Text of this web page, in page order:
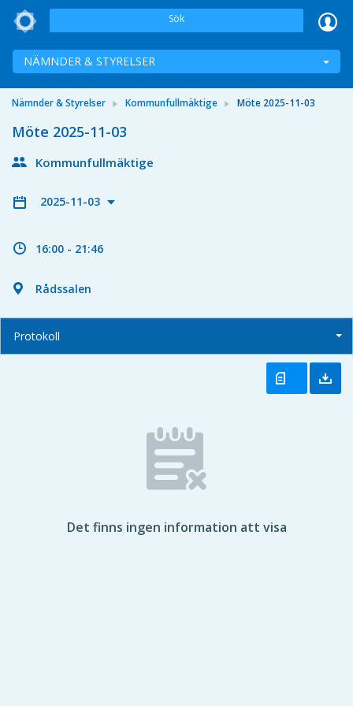
Sök
NÄMNDER & STYRELSER
Nämnder & Styrelser Kommunfullmäktige Möte 2025-11-03
Möte 2025-11-03
Kommunfullmäktige
2025-11-03
16:00 - 21:46
Rådssalen
Protokoll
Det finns ingen information att visa